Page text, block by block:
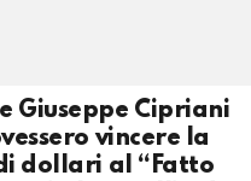
Giuseppe Cipriani
vincere la
dollari al “Fatto